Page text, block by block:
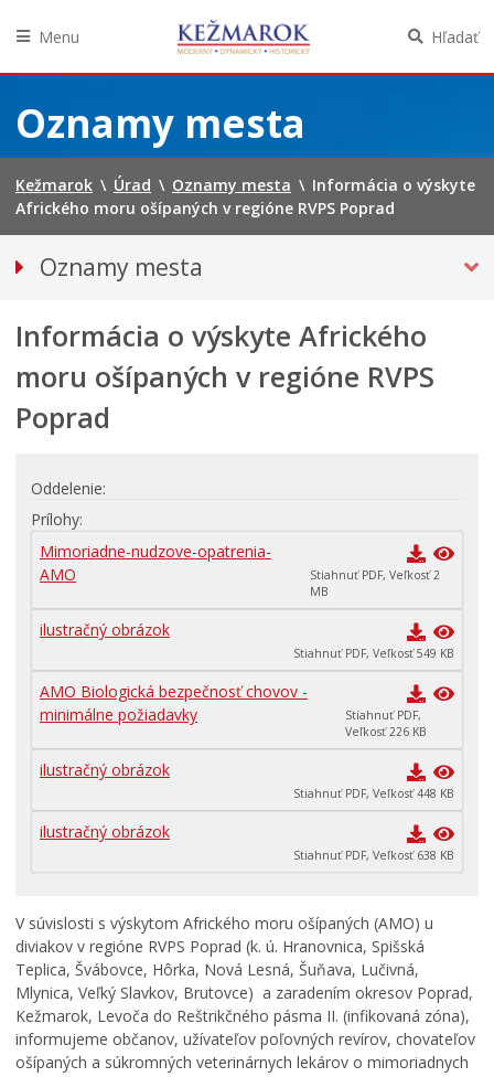
obsah
Menu Hľadať
Oznamy mesta
Kežmarok \ Úrad \ Oznamy mesta \ Informácia o výskyte
Afrického moru ošípaných v regióne RVPS Poprad
Oznamy mesta
Bezpečnosť
Straty a nálezy
Doprava, údržba komunikácií
Financie
Školstvo
Stavby, prenájmy a pozemky
Zamestnanie v samospráve
Informácia o výskyte Afrického
moru ošípaných v regióne RVPS
Poprad
Oddelenie
Prílohy
Mimoriadne-nudzove-opatrenia-
AMO
Stiahnuť PDF, Veľkosť 2
MB
ilustračný obrázok
Stiahnuť PDF, Veľkosť 549 KB
AMO Biologická bezpečnosť chovov -
minimálne požiadavky
Stiahnuť PDF,
Veľkosť 226 KB
ilustračný obrázok
Stiahnuť PDF, Veľkosť 448 KB
ilustračný obrázok
Stiahnuť PDF, Veľkosť 638 KB
V súvislosti s výskytom Afrického moru ošípaných (AMO) u
diviakov v regióne RVPS Poprad (k. ú. Hranovnica, Spišská
Teplica, Švábovce, Hôrka, Nová Lesná, Šuňava, Lučivná,
Mlynica, Veľký Slavkov, Brutovce) a zaradením okresov Poprad,
Kežmarok, Levoča do Reštrikčného pásma II. (infikovaná zóna),
informujeme občanov, užívateľov poľovných revírov, chovateľov
ošípaných a súkromných veterinárnych lekárov o mimoriadnych